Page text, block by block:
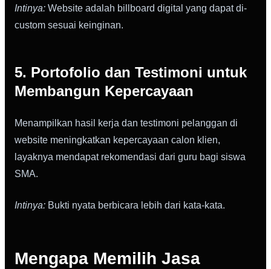
Intinya: Website adalah billboard digital yang dapat di-
custom sesuai keinginan.
5. Portofolio dan Testimoni untuk
Membangun Kepercayaan
Menampilkan hasil kerja dan testimoni pelanggan di
website meningkatkan kepercayaan calon klien,
layaknya mendapat rekomendasi dari guru bagi siswa
SMA.
Intinya: Bukti nyata berbicara lebih dari kata-kata.
Mengapa Memilih Jasa